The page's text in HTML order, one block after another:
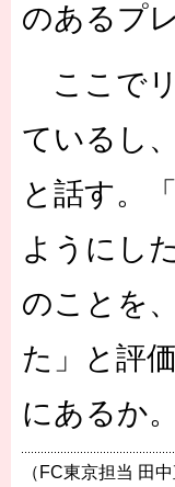
のあるプ
ここで
ているし
と話す。
ようにし
のことを
た」と評
にあるか
（FC東京担当 田中